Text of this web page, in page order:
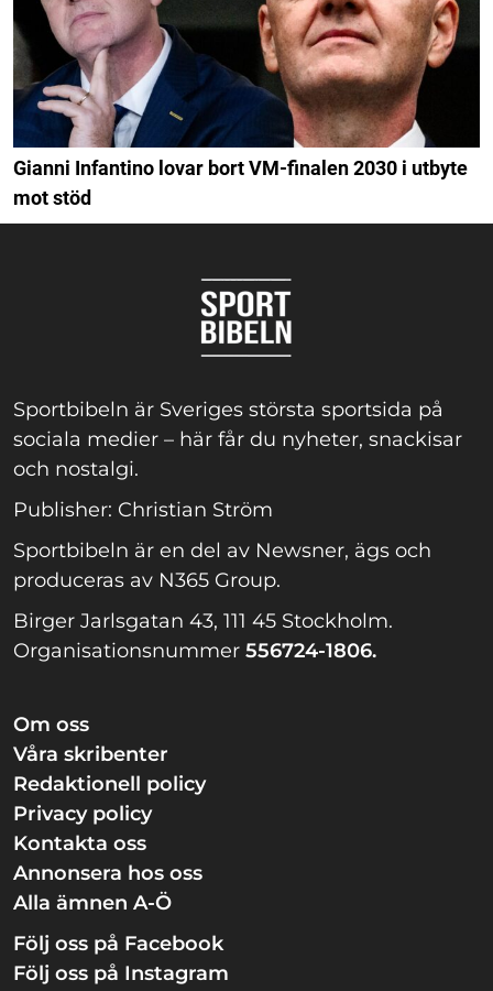
Gianni Infantino lovar bort VM-finalen 2030 i utbyte
mot stöd
Sportbibeln är Sveriges största sportsida på
sociala medier – här får du nyheter, snackisar
och nostalgi.
Publisher: Christian Ström
Sportbibeln är en del av Newsner, ägs och
produceras av N365 Group.
Birger Jarlsgatan 43, 111 45 Stockholm.
Organisationsnummer 556724-1806.
Om oss
Våra skribenter
Redaktionell policy
Privacy policy
Kontakta oss
Annonsera hos oss
Alla ämnen A-Ö
Följ oss på Facebook
Följ oss på Instagram